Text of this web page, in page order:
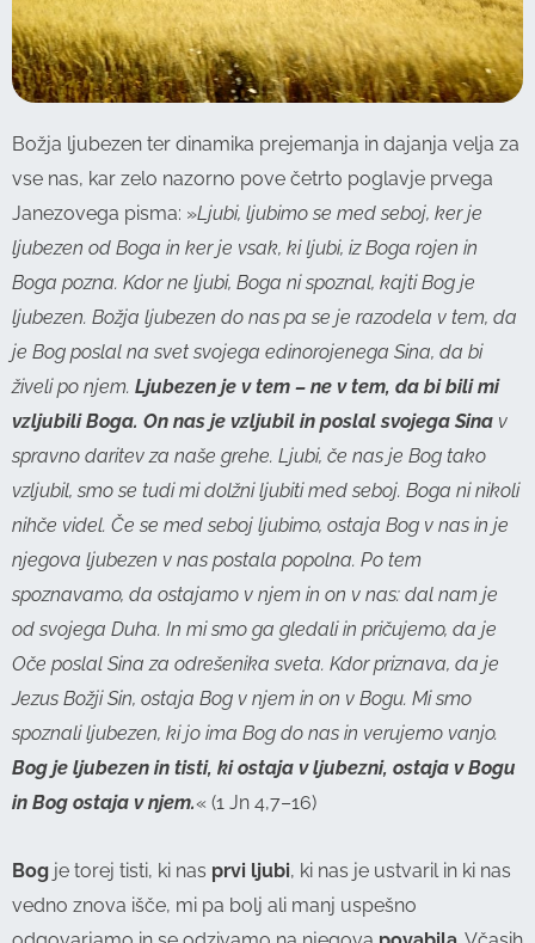
Božja ljubezen ter dinamika prejemanja in dajanja velja za
vse nas, kar zelo nazorno pove četrto poglavje prvega
Janezovega pisma: »Ljubi, ljubimo se med seboj, ker je
ljubezen od Boga in ker je vsak, ki ljubi, iz Boga rojen in
Boga pozna. Kdor ne ljubi, Boga ni spoznal, kajti Bog je
ljubezen. Božja ljubezen do nas pa se je razodela v tem, da
je Bog poslal na svet svojega edinorojenega Sina, da bi
živeli po njem. Ljubezen je v tem – ne v tem, da bi bili mi
vzljubili Boga. On nas je vzljubil in poslal svojega Sina v
spravno daritev za naše grehe. Ljubi, če nas je Bog tako
vzljubil, smo se tudi mi dolžni ljubiti med seboj. Boga ni nikoli
nihče videl. Če se med seboj ljubimo, ostaja Bog v nas in je
njegova ljubezen v nas postala popolna. Po tem
spoznavamo, da ostajamo v njem in on v nas: dal nam je
od svojega Duha. In mi smo ga gledali in pričujemo, da je
Oče poslal Sina za odrešenika sveta. Kdor priznava, da je
Jezus Božji Sin, ostaja Bog v njem in on v Bogu. Mi smo
spoznali ljubezen, ki jo ima Bog do nas in verujemo vanjo.
Bog je ljubezen in tisti, ki ostaja v ljubezni, ostaja v Bogu
in Bog ostaja v njem.« (1 Jn 4,7–16)
Bog je torej tisti, ki nas prvi ljubi, ki nas je ustvaril in ki nas
vedno znova išče, mi pa bolj ali manj uspešno